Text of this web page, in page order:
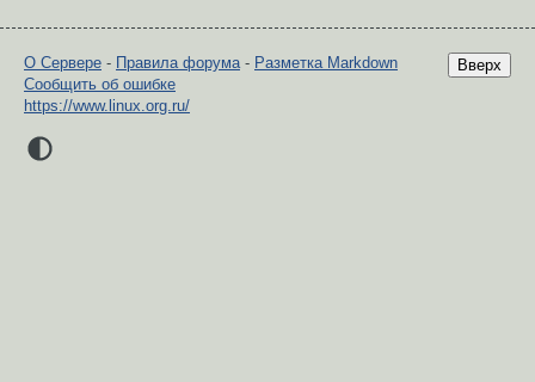
Вверх
О Сервере - Правила форума- Разметка Markdown
Сообщить об ошибке
https://www.linux.org.ru/